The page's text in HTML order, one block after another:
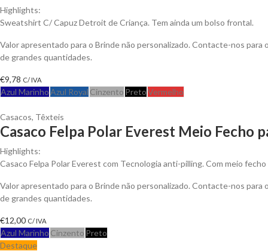
Highlights:
Sweatshirt C/ Capuz Detroit de Criança. Tem ainda um bolso frontal.
Valor apresentado para o Brinde não personalizado. Contacte-nos
de grandes quantidades.
€9,78 C/ IVA
Azul MarinhoAzul Royal Cinzento PretoVermelho
Casacos, Têxteis
Casaco Felpa Polar Everest Meio Fecho
Highlights:
Casaco Felpa Polar Everest com Tecnologia anti-pilling. Com meio
Valor apresentado para o Brinde não personalizado. Contacte-nos
de grandes quantidades.
€12,00 C/ IVA
Azul Marinho Cinzento Preto
Destaque